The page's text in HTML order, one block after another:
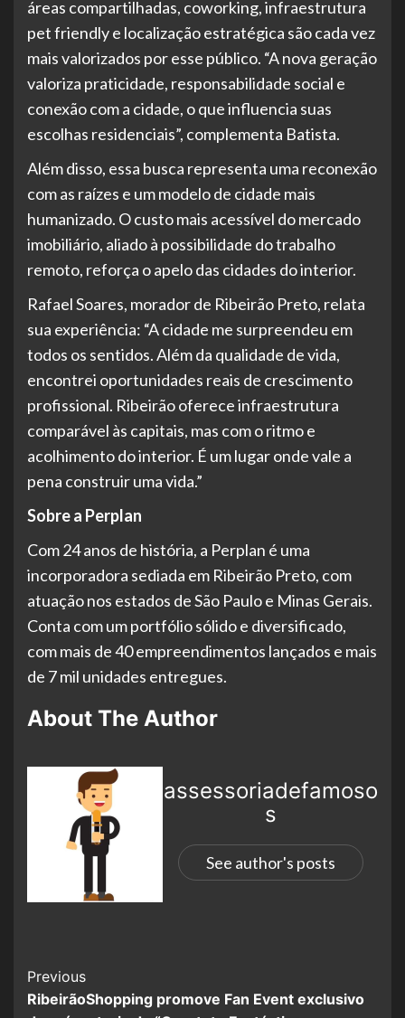
áreas compartilhadas, coworking, infraestrutura
pet friendly e localização estratégica são cada vez
mais valorizados por esse público. “A nova geração
valoriza praticidade, responsabilidade social e
conexão com a cidade, o que influencia suas
escolhas residenciais”, complementa Batista.
Além disso, essa busca representa uma reconexão
com as raízes e um modelo de cidade mais
humanizado. O custo mais acessível do mercado
imobiliário, aliado à possibilidade do trabalho
remoto, reforça o apelo das cidades do interior.
Rafael Soares, morador de Ribeirão Preto, relata
sua experiência: “A cidade me surpreendeu em
todos os sentidos. Além da qualidade de vida,
encontrei oportunidades reais de crescimento
profissional. Ribeirão oferece infraestrutura
comparável às capitais, mas com o ritmo e
acolhimento do interior. É um lugar onde vale a
pena construir uma vida.”
Sobre a Perplan
Com 24 anos de história, a Perplan é uma
incorporadora sediada em Ribeirão Preto, com
atuação nos estados de São Paulo e Minas Gerais.
Conta com um portfólio sólido e diversificado,
com mais de 40 empreendimentos lançados e mais
de 7 mil unidades entregues.
About The Author
assessoriadefamoso
s
See author's posts
Previous
RibeirãoShopping promove Fan Event exclusivo